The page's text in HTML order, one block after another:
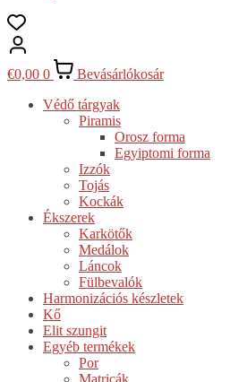
€0,00 0
Bevásárlókosár
Védő tárgyak
Piramis
Orosz forma
Egyiptomi forma
Izzók
Tojás
Kockák
Ékszerek
Karkötők
Medálok
Láncok
Fülbevalók
Harmonizációs készletek
Kő
Elit szungit
Egyéb termékek
Por
Matricák